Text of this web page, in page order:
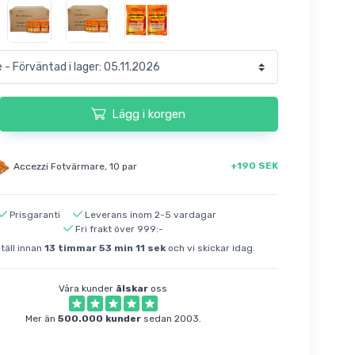
Lägg i korgen
Accezzi Fotvärmare, 10 par +190 SEK
Prisgaranti
Leverans inom 2-5 vardagar
Fri frakt över 999:-
innan 13timmar 53min 10 sekoch vi skickar idag.
Våra kunder älskar oss
Mer än 500.000 kundersedan 2003.